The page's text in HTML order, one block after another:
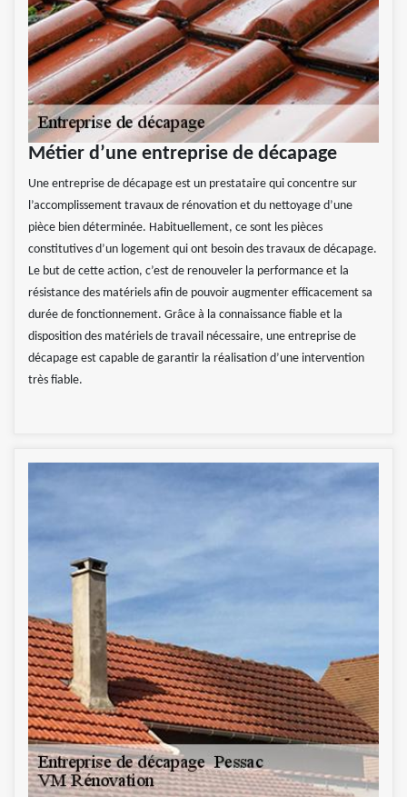
Métier d’une entreprise de décapage
Une entreprise de décapage est un prestataire qui concentre sur
l’accomplissement travaux de rénovation et du nettoyage d’une
pièce bien déterminée. Habituellement, ce sont les pièces
constitutives d’un logement qui ont besoin des travaux de décapage.
Le but de cette action, c’est de renouveler la performance et la
résistance des matériels afin de pouvoir augmenter efficacement sa
durée de fonctionnement. Grâce à la connaissance fiable et la
disposition des matériels de travail nécessaire, une entreprise de
décapage est capable de garantir la réalisation d’une intervention
très fiable.